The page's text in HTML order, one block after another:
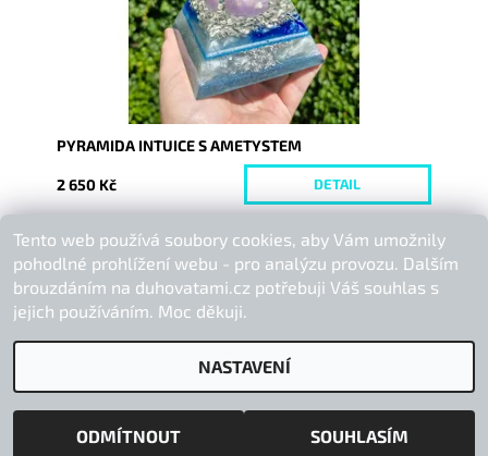
PYRAMIDA INTUICE S AMETYSTEM
2 650 Kč DETAIL
Buďte první, kdo napíše příspěvek k této položce.
Přidat komentář
2026 © Duhová Tami, všechna práva vyhrazena
Tento web používá soubory cookies, aby Vám umožnily
pohodlné prohlížení webu - pro analýzu provozu. Dalším
brouzdáním na duhovatami.cz potřebuji Váš souhlas s
jejich používáním. Moc děkuji.
NASTAVENÍ
ODMÍTNOUT SOUHLASÍM